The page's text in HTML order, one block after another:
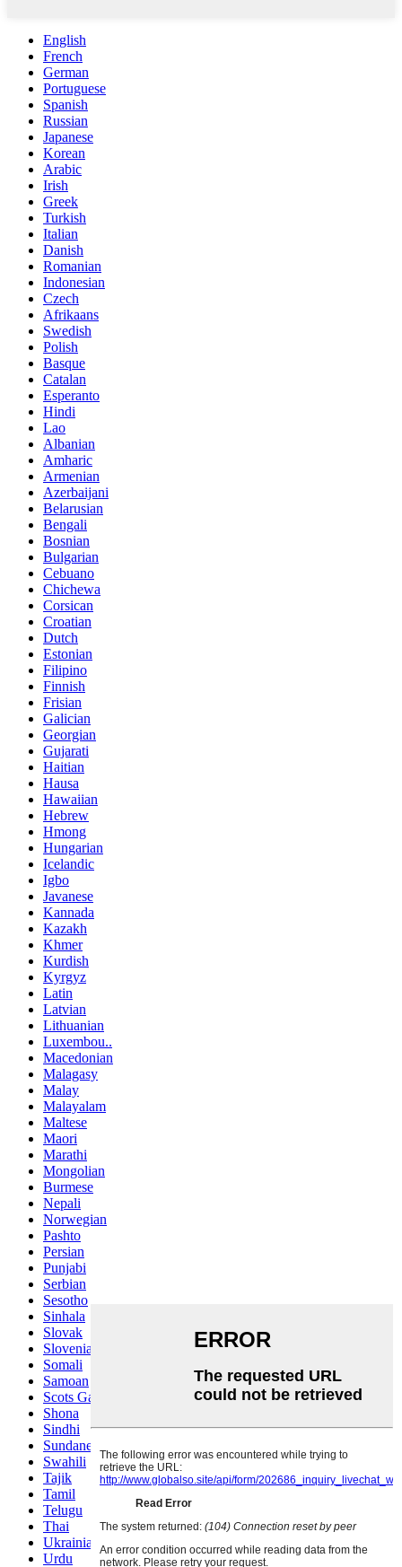
English
French
German
Portuguese
Spanish
Russian
Japanese
Korean
Arabic
Irish
Greek
Turkish
Italian
Danish
Romanian
Indonesian
Czech
Afrikaans
Swedish
Polish
Basque
Catalan
Esperanto
Hindi
Lao
Albanian
Amharic
Armenian
Azerbaijani
Belarusian
Bengali
Bosnian
Bulgarian
Cebuano
Chichewa
Corsican
Croatian
Dutch
Estonian
Filipino
Finnish
Frisian
Galician
Georgian
Gujarati
Haitian
Hausa
Hawaiian
Hebrew
Hmong
Hungarian
Icelandic
Igbo
Javanese
Kannada
Kazakh
Khmer
Kurdish
Kyrgyz
Latin
Latvian
Lithuanian
Luxembou..
Macedonian
Malagasy
Malay
Malayalam
Maltese
Maori
Marathi
Mongolian
Burmese
Nepali
Norwegian
Pashto
Persian
Punjabi
Serbian
Sesotho
Sinhala
Slovak
Slovenian
Somali
Samoan
Scots Gaelic
Shona
Sindhi
Sundanese
Swahili
Tajik
Tamil
Telugu
Thai
Ukrainian
Urdu